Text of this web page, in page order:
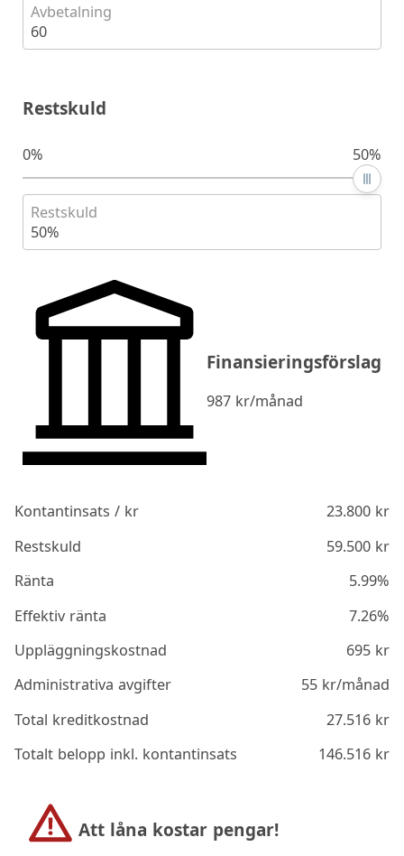
Avbetalning
60
Restskuld
0% 50%
Restskuld
50%
Finansieringsförslag
987 kr/månad
Kontantinsats / kr 23.800kr
Restskuld
59.500kr
Ränta
5.99%
Effektiv ränta
7.26%
Uppläggningskostnad
695kr
Administrativa avgifter
55kr/månad
Total kreditkostnad
27.516kr
Totalt belopp inkl. kontantinsats
146.516kr
Att låna kostar pengar!